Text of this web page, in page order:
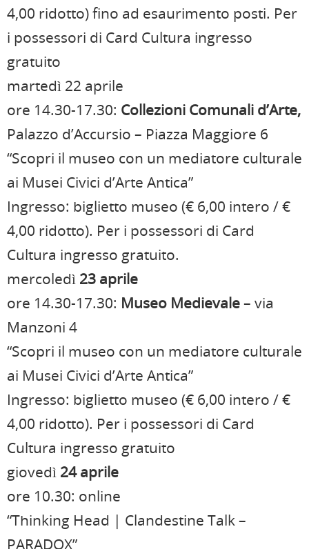
4,00 ridotto) fino ad esaurimento posti. Per
i possessori di Card Cultura ingresso
gratuito
martedì 22 aprile
ore 14.30-17.30: Collezioni Comunali d’Arte,
Palazzo d’Accursio – Piazza Maggiore 6
“Scopri il museo con un mediatore culturale
ai Musei Civici d’Arte Antica”
Ingresso: biglietto museo (€ 6,00 intero / €
4,00 ridotto). Per i possessori di Card
Cultura ingresso gratuito.
mercoledì 23 aprile
ore 14.30-17.30: Museo Medievale– via
Manzoni 4
“Scopri il museo con un mediatore culturale
ai Musei Civici d’Arte Antica”
Ingresso: biglietto museo (€ 6,00 intero / €
4,00 ridotto). Per i possessori di Card
Cultura ingresso gratuito
giovedì 24 aprile
ore 10.30: online
“Thinking Head | Clandestine Talk –
PARADOX”